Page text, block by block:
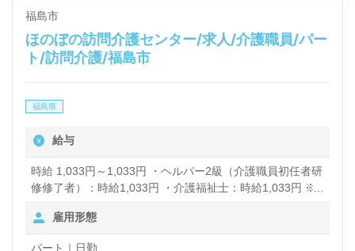
福島市
ほのぼの訪問介護センター/求人/介護職員/パー
ト/訪問介護/福島市
福島県
給与
時給 1,033円～1,033円 ・ヘルパー2級（介護職員初任者研
修修了者）：時給1,033円 ・介護福祉士：時給1,033円 ※
試用期間中の給与：時給1,033円（資格問わず）
雇用形態
パート｜日勤